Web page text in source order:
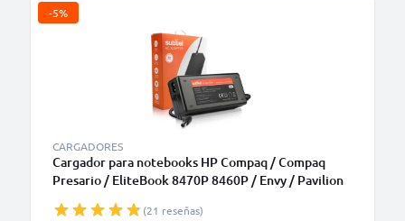
-5%
CARGADORES
Cargador para notebooks HP Compaq / Compaq
Presario / EliteBook 8470P 8460P / Envy / Pavilion
Alimentación 90W, 19V Cable de Carga 2.6m
(21 reseñas)